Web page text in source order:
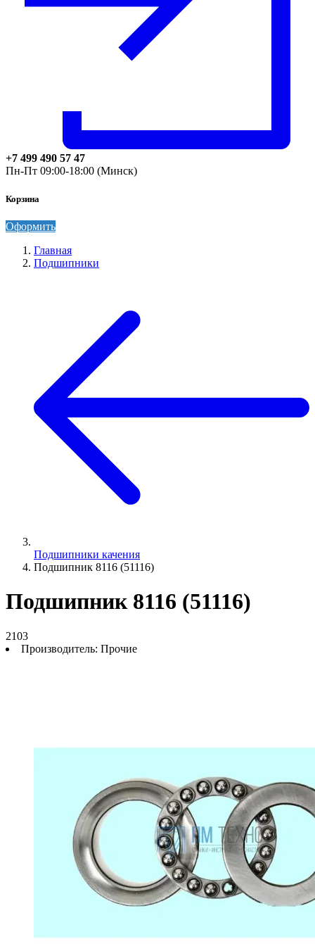
+7 499 490 57 47
Пн-Пт 09:00-18:00 (Минск)
Корзина
Оформить
Главная
Подшипники
Подшипники качения
Подшипник 8116 (51116)
Подшипник 8116 (51116)
2103
Производитель: Прочие